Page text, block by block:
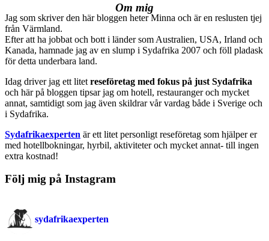
Om mig
Jag som skriver den här bloggen heter Minna och är en reslusten tjej
från Värmland.
Efter att ha jobbat och bott i länder som Australien, USA, Irland och
Kanada, hamnade jag av en slump i Sydafrika 2007 och föll pladask
för detta underbara land.
Idag driver jag ett litet reseföretag med fokus på just Sydafrika
och här på bloggen tipsar jag om hotell, restauranger och mycket
annat, samtidigt som jag även skildrar vår vardag både i Sverige och
i Sydafrika.
Sydafrikaexperten är ett litet personligt reseföretag som hjälper er
med hotellbokningar, hyrbil, aktiviteter och mycket annat- till ingen
extra kostnad!
Följ mig på Instagram
sydafrikaexperten